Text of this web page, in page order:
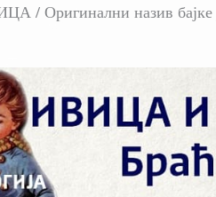
/ Оригинални назив бајке